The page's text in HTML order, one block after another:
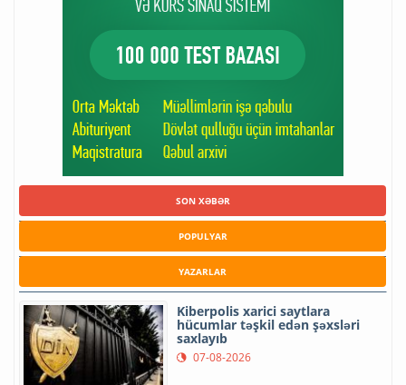
SON XƏBƏR
POPULYAR
YAZARLAR
Kiberpolis xarici saytlara
hücumlar təşkil edən şəxsləri
saxlayıb
07-08-2026